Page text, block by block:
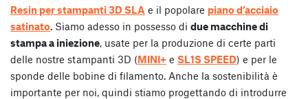
Resin per stampanti 3D SLA e il popolare piano d’acciaio
satinato . Siamo adesso in possesso di due macchine di
stampa a iniezione , usate per la produzione di certe parti
delle nostre stampanti 3D (MINI+ e SL1S SPEED) e per le
sponde delle bobine di filamento. Anche la sostenibilità è
importante per noi, quindi stiamo progettando di introdurre